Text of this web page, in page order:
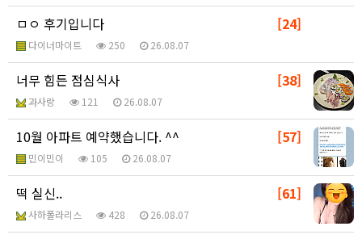
[24]
ㅁㅇ 후기입니다
다이너마이트 250 26.08.07
[38]
너무 힘든 점심식사
과사랑 121 26.08.07
[57]
10월 아파트 예약했습니다. ^^
민이민이 105 26.08.07
[61]
떡 실신..
사하폴라리스 428 26.08.07